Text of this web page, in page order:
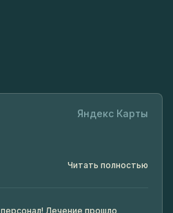
Яндекс Карты
Читать полностью
Лечение прошло